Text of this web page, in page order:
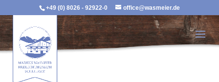
+49 (0) 8026 - 92922-0 office@wasmeier.de